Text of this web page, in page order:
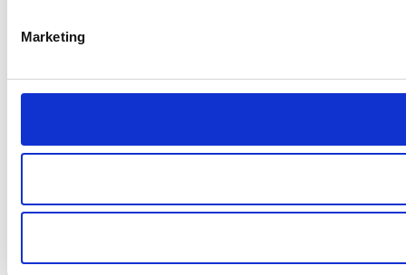
Marketing